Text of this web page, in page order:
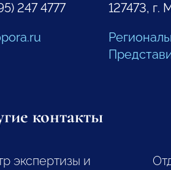
247 4777
127473, г.
контакты
экспертизы и